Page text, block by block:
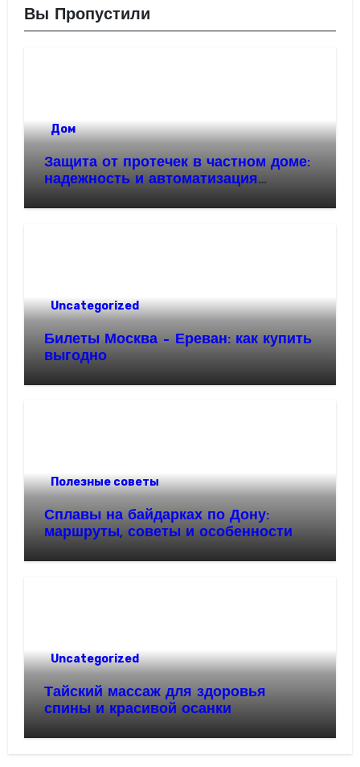
Вы Пропустили
Дом
Защита от протечек в частном доме:
надежность и автоматизация
Uncategorized
Билеты Москва – Ереван: как купить
выгодно
Полезные советы
Сплавы на байдарках по Дону:
маршруты, советы и особенности
Uncategorized
Тайский массаж для здоровья
спины и красивой осанки